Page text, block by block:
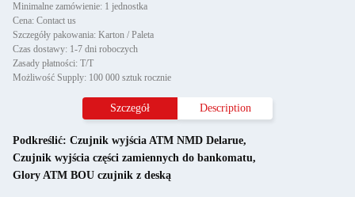
Minimalne zamówienie: 1 jednostka
Cena: Contact us
Szczegóły pakowania: Karton / Paleta
Czas dostawy: 1-7 dni roboczych
Zasady płatności: T/T
Możliwość Supply: 100 000 sztuk rocznie
Szczegół Description
Podkreślić: Czujnik wyjścia ATM NMD Delarue,
Czujnik wyjścia części zamiennych do bankomatu,
Glory ATM BOU czujnik z deską